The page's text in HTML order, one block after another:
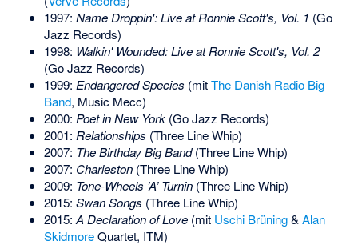
1997: Name Droppin': Live at Ronnie Scott's, Vol. 1 (Go
Jazz Records)
1998: Walkin' Wounded: Live at Ronnie Scott's, Vol. 2
(Go Jazz Records)
1999: Endangered Species (mitThe Danish Radio Big
Band, Music Mecc)
2000: Poet in New York(Go Jazz Records)
2001: Relationships (Three Line Whip)
2007: The Birthday Big Band(Three Line Whip)
2007: Charleston(Three Line Whip)
2009: Tone-Wheels ’A’ Turnin(Three Line Whip)
2015: Swan Songs (Three Line Whip)
2015: A Declaration of Love(mit Uschi Brüning& Alan
SkidmoreQuartet, ITM)